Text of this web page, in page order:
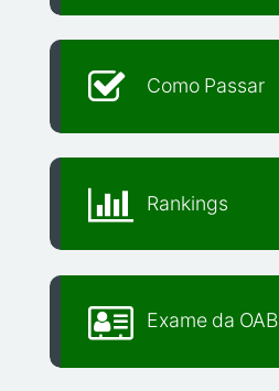
Como Passar
Rankings
Exame da OAB